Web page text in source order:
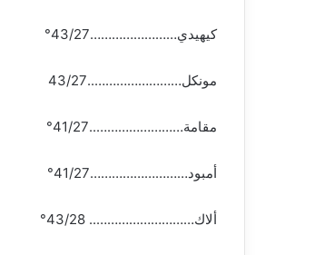
كيهيدي……………………43/27°
مونكل……………………..43/27
مقامة……………………..41/27°
أمبود………………………41/27°
ألاك……………………….. 43/28°